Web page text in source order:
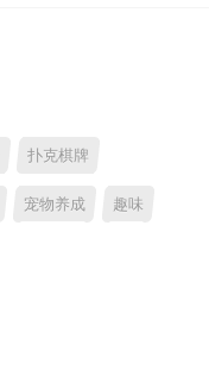
扑克棋牌
宠物养成 趣味